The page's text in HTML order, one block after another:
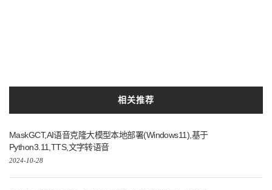
相关推荐
MaskGCT,AI语音克隆大模型本地部署(Windows11),基于
Python3.11,TTS,文字转语音
2024-10-28